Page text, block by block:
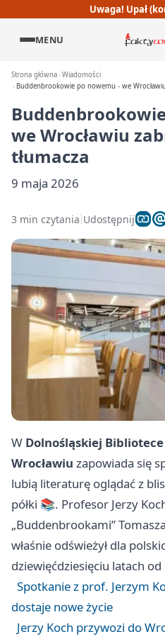
Uwaga! Upał
MENU
Strona główna Wiadomości
Buddenbrookowie po nowemu - we
we Wrocławiu
tłumacza
9 maja 2026
3 min czytania Udostępnij
W Dolnośląskiej
Wrocławiu zapowiada się
lubią literaturę oglądać z
półki 📚. Profesor Jerzy
„Buddenbrookami”
właśnie odświeżył dla
dziewięćdziesięciu latach
Spotkanie z prof. Jerzym
dostaje nowe życie
Jerzy Koch przywozi do